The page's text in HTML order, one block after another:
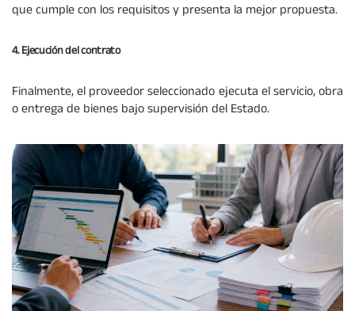
que cumple con los requisitos y presenta la mejor propuesta.
4. Ejecución del contrato
Finalmente, el proveedor seleccionado ejecuta el servicio, obra
o entrega de bienes bajo supervisión del Estado.